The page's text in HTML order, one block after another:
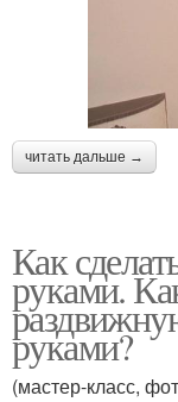
читать дальше →
Как
руками.
руками?
(мастер-класс,